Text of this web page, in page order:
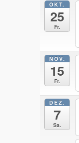
OKT.
25
Fr.
NOV.
15
Fr.
DEZ.
7
Sa.